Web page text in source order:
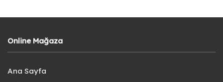
Online Mağaza
Ana Sayfa